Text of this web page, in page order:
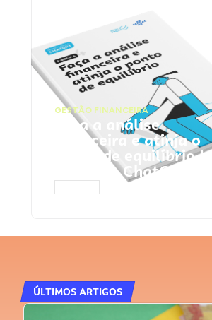
GESTÃO FINANCEIRA
Faça a análise
financeira e atinja o
ponto de equilíbrio |
Prompts ChatGPT
ÚLTIMOS ARTIGOS